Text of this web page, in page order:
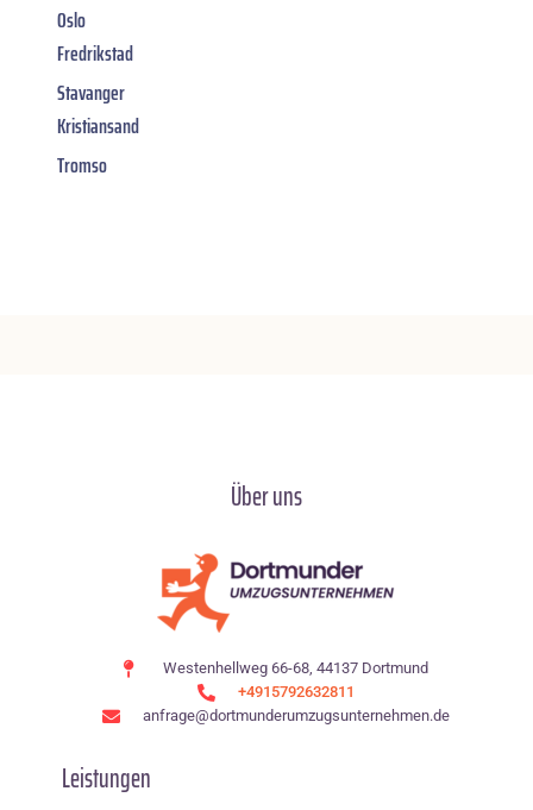
Oslo
Fredrikstad
Stavanger
Kristiansand
Tromso
Über uns
Westenhellweg 66-68, 44137 Dortmund
+4915792632811
anfrage@dortmunderumzugsunternehmen.de
Leistungen